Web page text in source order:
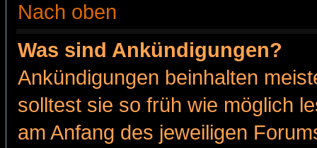
Nach oben
Was sind Ankündigungen?
Ankündigungen beinhalten
solltest sie so früh wie möglich
am Anfang des jeweiligen